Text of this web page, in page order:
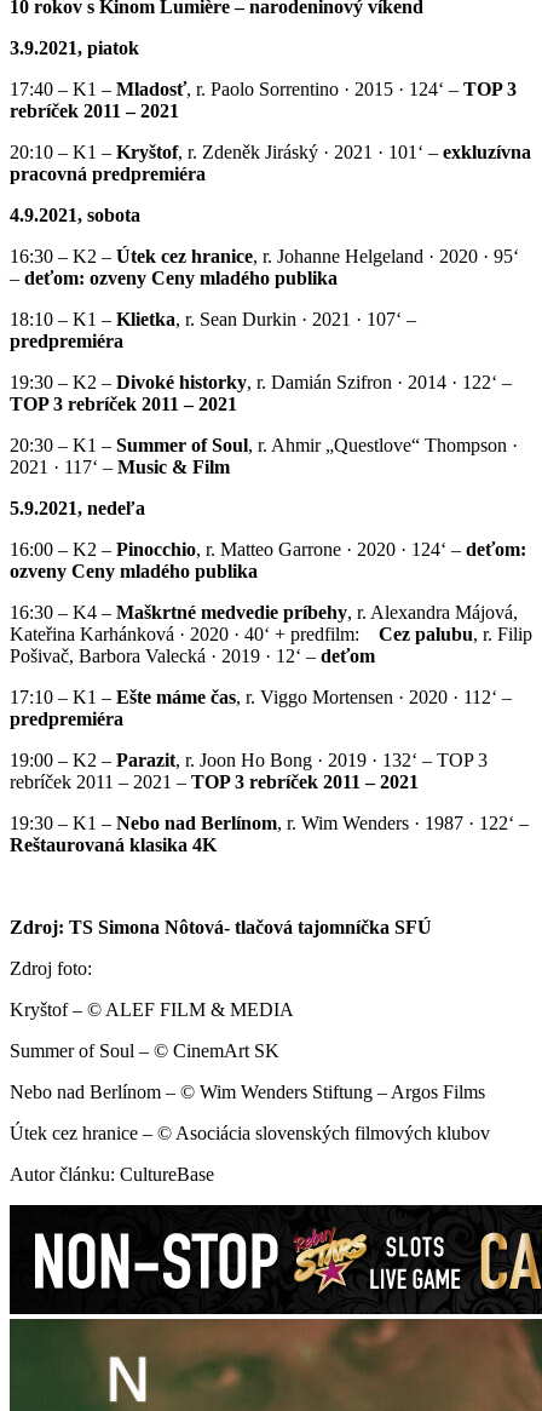
10 rokov s Kinom Lumière – narodeninový víkend
3.9.2021, piatok
17:40 – K1 – Mladosť, r. Paolo Sorrentino · 2015 · 124‘ – TOP 3
rebríček 2011 – 2021
20:10 – K1 – Kryštof, r. Zdeněk Jiráský · 2021 · 101‘ – exkluzívna
pracovná predpremiéra
4.9.2021, sobota
16:30 – K2 – Útek cez hranice, r. Johanne Helgeland · 2020 · 95‘
– deťom: ozveny Ceny mladého publika
18:10 – K1 – Klietka, r. Sean Durkin · 2021 · 107‘ –
predpremiéra
19:30 – K2 – Divoké historky, r. Damián Szifron · 2014 · 122‘ –
TOP 3 rebríček 2011 – 2021
20:30 – K1 – Summer of Soul, r. Ahmir „Questlove“ Thompson ·
2021 · 117‘ – Music & Film
5.9.2021, nedeľa
16:00 – K2 – Pinocchio, r. Matteo Garrone · 2020 · 124‘ – deťom:
ozveny Ceny mladého publika
16:30 – K4 – Maškrtné medvedie príbehy, r. Alexandra Májová,
Kateřina Karhánková · 2020 · 40‘ + predfilm: Cez palubu, r. Filip
Pošivač, Barbora Valecká · 2019 · 12‘ – deťom
17:10 – K1 – Ešte máme čas, r. Viggo Mortensen · 2020 · 112‘ –
predpremiéra
19:00 – K2 – Parazit, r. Joon Ho Bong · 2019 · 132‘ – TOP 3
rebríček 2011 – 2021 – TOP 3 rebríček 2011 – 2021
19:30 – K1 – Nebo nad Berlínom, r. Wim Wenders · 1987 · 122‘ –
Reštaurovaná klasika 4K
Zdroj: TS Simona Nôtová- tlačová tajomníčka SFÚ
Zdroj foto:
Kryštof – © ALEF FILM & MEDIA
Summer of Soul – © CinemArt SK
Nebo nad Berlínom – © Wim Wenders Stiftung – Argos Films
Útek cez hranice – © Asociácia slovenských filmových klubov
Autor článku: CultureBase